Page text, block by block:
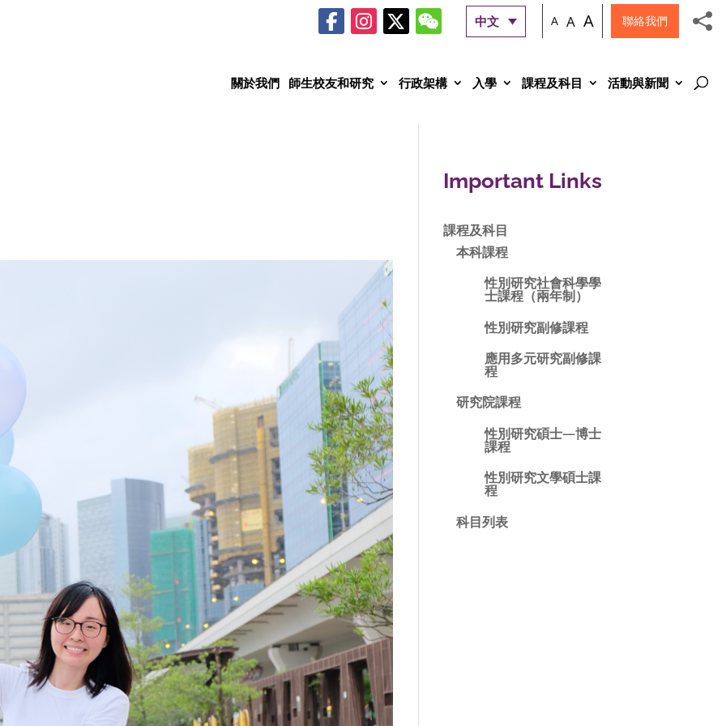
中文 A A A 聯絡我們
關於我們 師生校友和研究 行政架構 入學 課程及科目 活動與新聞
Important Links
課程及科目
本科課程
性別研究社會科學學
士課程（兩年制）
性別研究副修課程
應用多元研究副修課
程
研究院課程
性別研究碩士—博士
課程
性別研究文學碩士課
程
科目列表